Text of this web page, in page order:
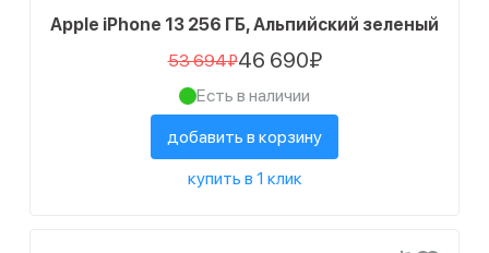
Apple iPhone 13 256 ГБ, Альпийский зеленый
53 694₽46 690₽
Есть в наличии
добавить в корзину
купить в 1 клик